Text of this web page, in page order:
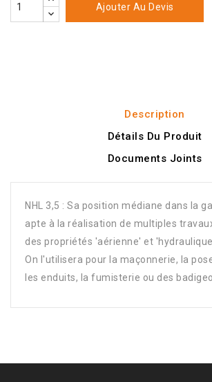
Ajouter Au Devis
Description
Détails Du Produit
Documents Joints
NHL 3,5 : Sa position médiane dans la
apte à la réalisation de multiples
des propriétés 'aérienne' et
On l'utilisera pour la maçonnerie, la
les enduits, la fumisterie ou des